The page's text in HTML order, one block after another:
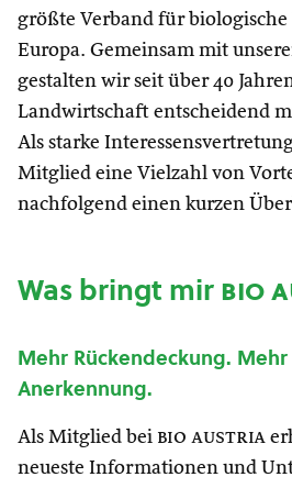
größte Verband für
Europa. Gemeinsam mit
gestalten wir seit über 40
Landwirtschaft entscheidend
Als starke
Mitglied eine Vielzahl von
nachfolgend einen kurzen
Was bringt mirbio
Mehr Rückendeckung.
Anerkennung.
Als Mitglied bei bio austria
neueste Informationen und